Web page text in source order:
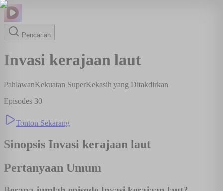
Pencarian
Invasi kerajaan laut
PahlawanKekuatan SuperKekasih yang Ditakdirkan
Episodes 30
Tonton Sekarang
Sinopsis Invasi kerajaan laut
Pertanyaan Umum